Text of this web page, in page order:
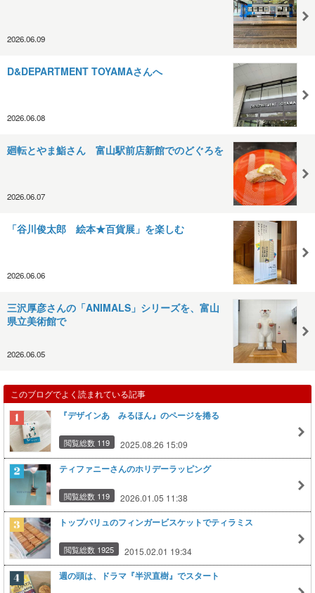
2026.06.09
D&DEPARTMENT TOYAMAさんへ
2026.06.08
廻転とやま鮨さん 富山駅前店新館でのどぐろを
2026.06.07
「谷川俊太郎 絵本★百貨展」を楽しむ
2026.06.06
三沢厚彦さんの「ANIMALS」シリーズを、富山
県立美術館で
2026.06.05
このブログでよく読まれている記事
『デザインあ みるほん』のページを捲る
閲覧総数 119 2025.08.26 15:09
ティファニーさんのホリデーラッピング
閲覧総数 119 2026.01.05 11:38
トップバリュのフィンガービスケットでティラミス
閲覧総数 1925 2015.02.01 19:34
週の頭は、ドラマ『半沢直樹』でスタート